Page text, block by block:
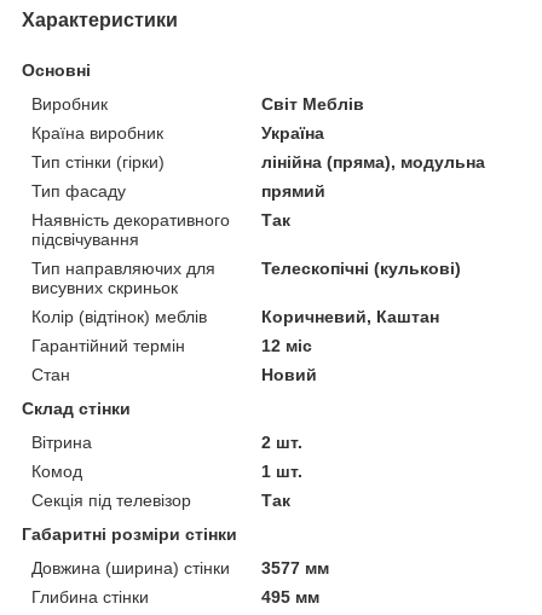
Характеристики
Основні
Виробник
Світ Меблів
Країна виробник
Україна
Тип стінки (гірки)
лінійна (пряма), модульна
Тип фасаду
прямий
Наявність декоративного
підсвічування
Так
Тип направляючих для
висувних скриньок
Телескопічні (кулькові)
Колір (відтінок) меблів
Коричневий, Каштан
Гарантійний термін
12 міс
Стан
Новий
Склад стінки
Вітрина
2 шт.
Комод
1 шт.
Секція під телевізор
Так
Габаритні розміри стінки
Довжина (ширина) стінки
3577 мм
Глибина стінки
495 мм